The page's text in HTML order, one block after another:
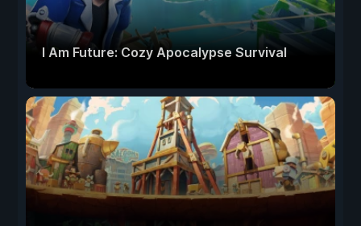
I Am Future: Cozy Apocalypse Survival